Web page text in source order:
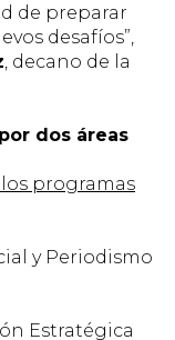
de preparar
desafíos”,
, decano de la
dos áreas
programas
y Periodismo
Estratégica